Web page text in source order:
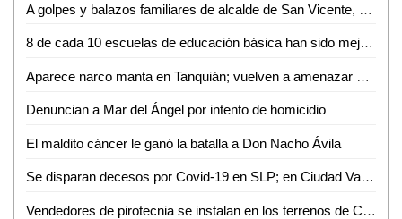
A golpes y balazos familiares de alcalde de San Vicente, amedrentan a sujeto que se manifestaba
8 de cada 10 escuelas de educación básica han sido mejoradas durante la actual administración: Joel Ramírez
Aparece narco manta en Tanquián; vuelven a amenazar a la familia Soni, entre otros
Denuncian a Mar del Ángel por intento de homicidio
El maldito cáncer le ganó la batalla a Don Nacho Ávila
Se disparan decesos por Covid-19 en SLP; en Ciudad Valles se triplican los contagios
Vendedores de pirotecnia se instalan en los terrenos de Ciro Purata